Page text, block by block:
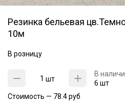
Резинка бельевая
10м
В розницу
шт
В
6 шт
Стоимость — 78.4руб